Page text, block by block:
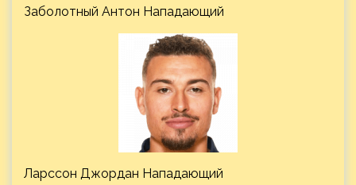
Заболотный Антон Нападающий
Ларссон Джордан Нападающий